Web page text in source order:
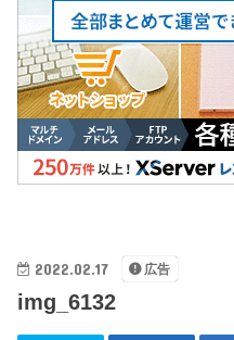
2022.02.17 広告
img_6132